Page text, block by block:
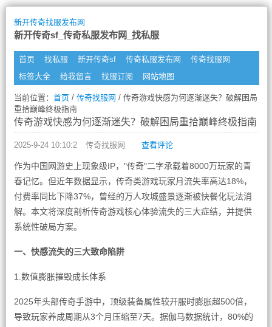
新开传奇找服发布网
新开传奇sf_传奇私服发布网_找私服
首页 找私服 新开传奇sf 传奇私服发布网
传奇找服网
标签大全
给我留言 找服订阅 网站地图
当前位置： 首页/ 传奇找服网 / 传奇游戏快感为何逐渐迷失？破解困局
重拾巅峰终极指南
传奇游戏快感为何逐渐迷失？破解困局重拾巅峰终极指南
2025-9-24 10:10:2 传奇找服网 查看评论
作为中国网游史上现象级IP，"传奇"二字承载着8000万玩家的青
春记忆。但近年数据显示，传奇类游戏玩家月流失率高达18%，
付费率同比下降37%，曾经的万人攻城盛景逐渐被快餐化玩法消
解。本文将深度剖析传奇游戏核心体验流失的三大症结，并提供
系统性破局方案。
一、快感流失的三大致命陷阱
1.数值膨胀摧毁成长体系
2025年头部传奇手游中，顶级装备属性较开服时膨胀超500倍，
导致玩家养成周期从3个月压缩至7天。据伽马数据统计，80%的